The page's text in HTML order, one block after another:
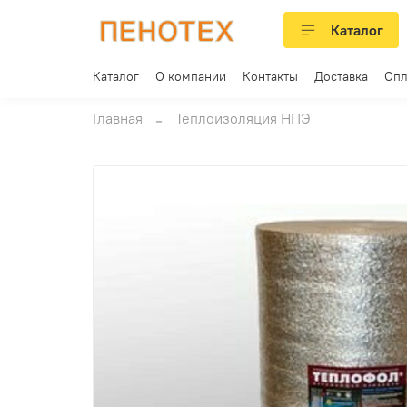
Каталог
Каталог О компании Контакты Доставка
Главная Теплоизоляция НПЭ